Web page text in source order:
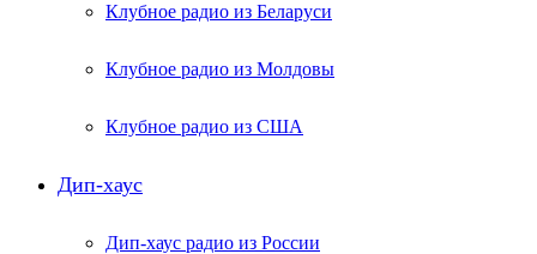
Клубное радио из Беларуси
Клубное радио из Молдовы
Клубное радио из США
Дип-хаус
Дип-хаус радио из России